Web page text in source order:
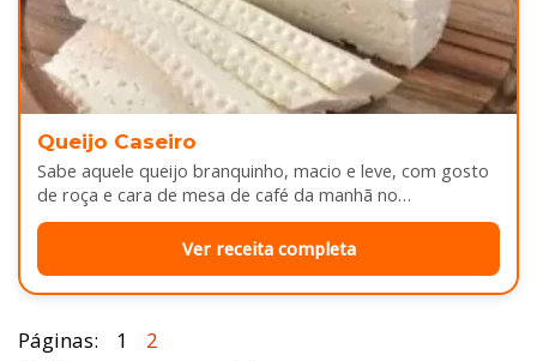
Queijo Caseiro
Sabe aquele queijo branquinho, macio e leve, com gosto
de roça e cara de mesa de café da manhã no…
Ver receita completa
Páginas: 1 2